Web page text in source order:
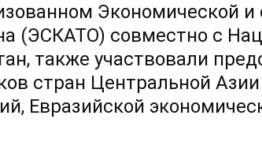
Экономической
(ЭСКАТО) совместно с
также участвовали
стран Центральной
Евразийской